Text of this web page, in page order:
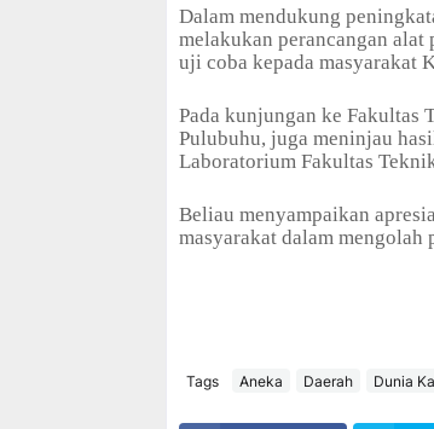
Dalam mendukung
melakukan perancangan
uji coba kepada masyarakat
Pada kunjungan ke Fakultas
Pulubuhu, juga meninjau
Laboratorium Fakultas
Beliau menyampaikan
masyarakat dalam
Tags Aneka Daerah Dunia